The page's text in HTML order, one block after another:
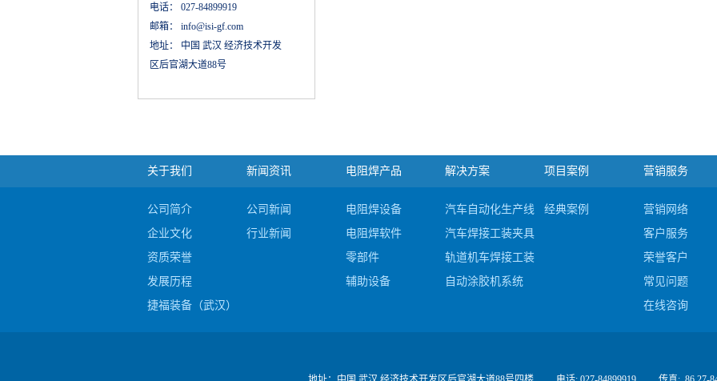
电话： 027-84899919
邮箱： info@isi-gf.com
地址： 中国 武汉 经济技术开发
区后官湖大道88号
关于我们
公司简介
企业文化
资质荣誉
发展历程
捷福装备（武汉）股份有限公司电阻焊产品#c
新闻资讯
公司新闻
行业新闻
电阻焊产品
电阻焊设备
电阻焊软件
零部件
辅助设备
解决方案
汽车自动化生产线集成
汽车焊接工装夹具及检具
轨道机车焊接工装及夹具
自动涂胶机系统
项目案例
经典案例
营销服务
营销网络
客户服务
荣誉客户
常见问题
在线咨询